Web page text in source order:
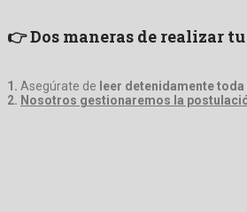
👉 Dos maneras de realizar
1. Asegúrate de leer detenidamente
2. Nosotros gestionaremos la